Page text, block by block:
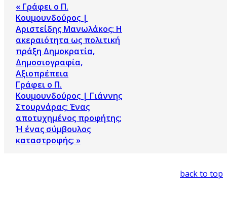
« Γράφει ο Π.
Κουμουνδούρος |
Αριστείδης Μανωλάκος: Η
ακεραιότητα ως πολιτική
πράξη Δημοκρατία,
Δημοσιογραφία,
Αξιοπρέπεια
Γράφει ο Π.
Κουμουνδούρος | Γιάννης
Στουρνάρας: Ένας
αποτυχημένος προφήτης;
Ή ένας σύμβουλος
καταστροφής; »
back to top